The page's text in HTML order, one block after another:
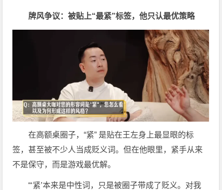
牌风争议：被贴上“最紧”标签，他只认最优策略
在高额桌圈子，“紧” 是贴在王左身上最显眼的标
签，甚至被不少人当成贬义词。但在他眼里，紧手从来
不是保守，而是游戏最优解。
“‘紧’本来是中性词，只是被圈子带成了贬义。对我